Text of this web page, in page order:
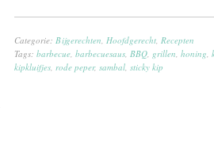
Categorie: Bijgerechten Hoofdgerecht, Recepten
Tags: barbecue, barbecuesaus, BBQ, grillen honing
kipkluifjes, rode peper, sambal, sticky kip